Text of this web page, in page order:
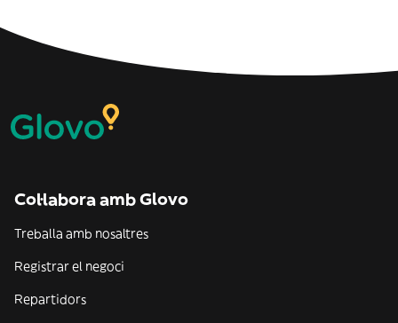
Col·labora amb Glovo
Treballa amb nosaltres
Registrar el negoci
Repartidors